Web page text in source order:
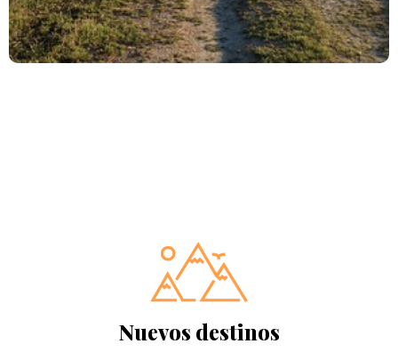
Nuevos destinos